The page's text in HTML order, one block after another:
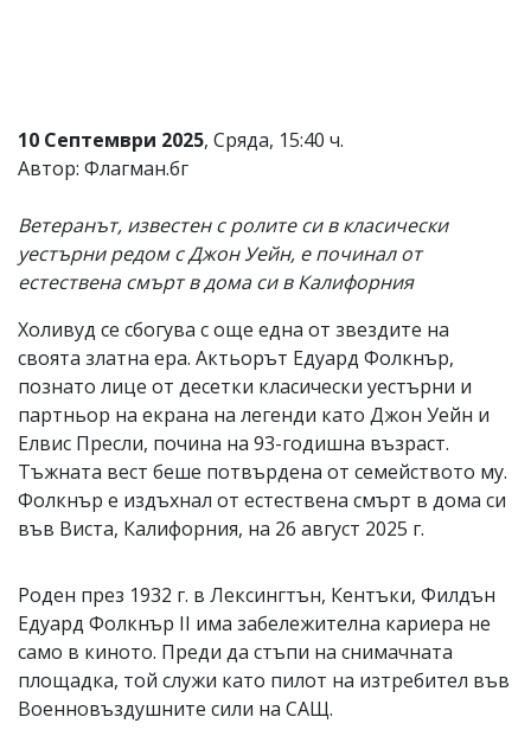
от
читателите
и
не
носи
отговорност
за
Ако
откриете
обиден
за
вас
коментар,
моля
сигнализирайте
ни!
10 Септември 2025, Сряда, 15:40 ч.
Автор: Флагман.бг
Ветеранът, известен с ролите си в класически
уестърни редом с Джон Уейн, е починал от
естествена смърт в дома си в Калифорния
Холивуд се сбогува с още една от звездите на
своята златна ера. Актьорът Едуард Фолкнър,
познато лице от десетки класически уестърни и
партньор на екрана на легенди като Джон Уейн и
Елвис Пресли, почина на 93-годишна възраст.
Тъжната вест беше потвърдена от семейството му.
Фолкнър е издъхнал от естествена смърт в дома си
във Виста, Калифорния, на 26 август 2025 г.
Роден през 1932 г. в Лексингтън, Кентъки, Филдън
Едуард Фолкнър II има забележителна кариера не
само в киното. Преди да стъпи на снимачната
площадка, той служи като пилот на изтребител във
Военновъздушните сили на САЩ.